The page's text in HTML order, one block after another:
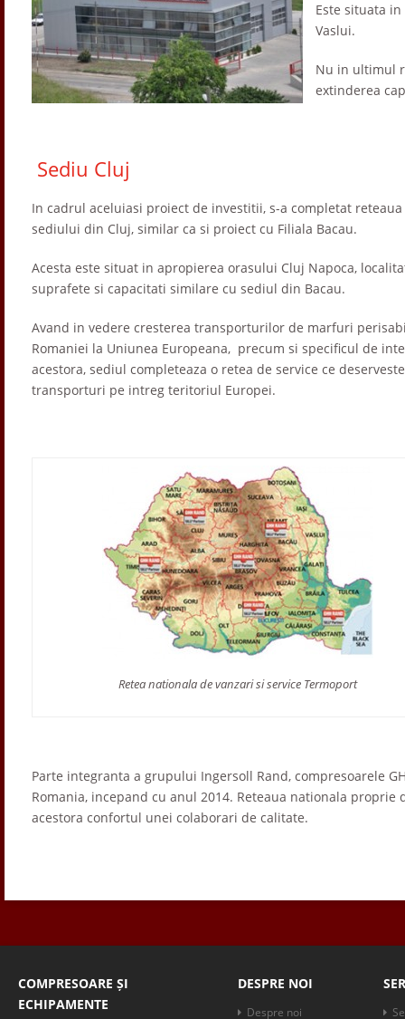
Este situata
Vaslui.
Nu in ultimul
extinderea
Sediu Cluj
In cadrul aceluiasi proiect de investitii, s-a completat
sediului din Cluj, similar ca si proiect cu Filiala Bacau.
Acesta este situat in apropierea orasului Cluj Napoca,
suprafete si capacitati similare cu sediul din Bacau.
Avand in vedere cresterea transporturilor de marfuri
Romaniei la Uniunea Europeana, precum si specificul de
acestora, sediul completeaza o retea de service ce
transporturi pe intreg teritoriul Europei.
Retea nationala de vanzari si service Termoport
Parte integranta a grupului Ingersoll Rand, compresoarele
Romania, incepand cu anul 2014. Reteaua nationala
acestora confortul unei colaborari de calitate.
COMPRESOARE ȘI
ECHIPAMENTE
DESPRE NOI
Despre noi